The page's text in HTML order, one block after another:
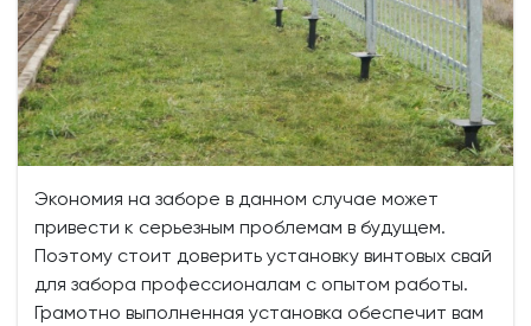
Экономия на заборе в данном случае может
привести к серьезным проблемам в будущем.
Поэтому стоит доверить установку винтовых свай
для забора профессионалам с опытом работы.
Грамотно выполненная установка обеспечит вам